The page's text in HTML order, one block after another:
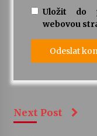
Uložit do
webovou
Next Post